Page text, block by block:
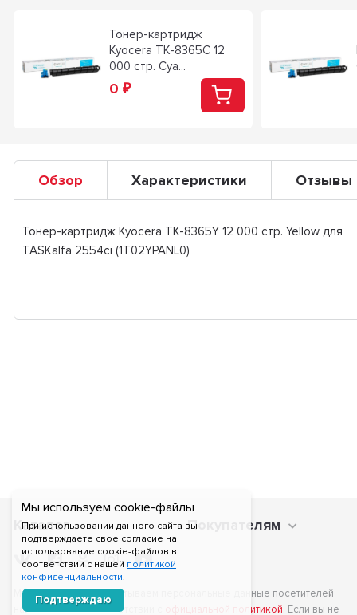
Мы используем cookie-файлы
При использовании данного сайта вы
подтверждаете свое согласие на
использование cookie-файлов в
соответствии с нашей политикой
конфиденциальности.
Подтверждаю
Тонер-картридж
Kyocera TK-8365C 12
000 стр. Cya...
0 ₽
Обзор Характеристики Отзывы
Тонер-картридж Kyocera TK-8365Y 12 000 стр. Yellow для
TASKalfa 2554ci (1T02YPANL0)
Каталог Покупателям
Мы получаем и обрабатываем персональные данные посетителей
нашего сайта в соответствии с
официальной политикой. Если вы не